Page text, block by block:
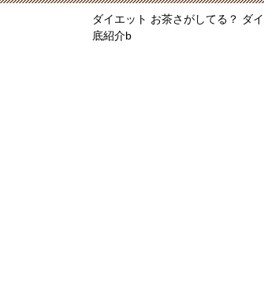
ダイエット お茶さがしてる？ ダ
底紹介b